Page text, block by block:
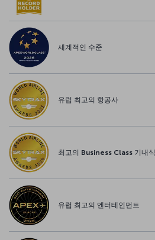
세계적인 수준
유럽 최고의 항공사
최고의 Business Class 기내식
유럽 최고의 엔터테인먼트